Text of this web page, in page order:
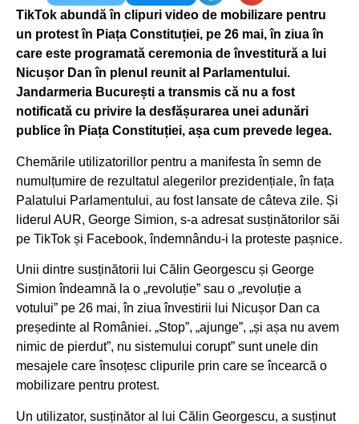
TikTok abundă în clipuri video de mobilizare pentru
un protest în Piața Constituției, pe 26 mai, în ziua în
care este programată ceremonia de învestitură a lui
Nicușor Dan în plenul reunit al Parlamentului.
Jandarmeria București a transmis că nu a fost
notificată cu privire la desfășurarea unei adunări
publice în Piața Constituției, așa cum prevede legea.
Chemările utilizatorillor pentru a manifesta în semn de
numulțumire de rezultatul alegerilor prezidențiale, în fața
Palatului Parlamentului, au fost lansate de câteva zile. Și
liderul AUR, George Simion, s-a adresat susținătorilor săi
pe TikTok și Facebook, îndemnându-i la proteste pașnice.
Unii dintre susținătorii lui Călin Georgescu și George
Simion îndeamnă la o „revoluție” sau o „revoluție a
votului” pe 26 mai, în ziua învestirii lui Nicușor Dan ca
președinte al României. „Stop”, „ajunge”, „și așa nu avem
nimic de pierdut”, nu sistemului corupt” sunt unele din
mesajele care însoțesc clipurile prin care se încearcă o
mobilizare pentru protest.
Un utilizator, susținător al lui Călin Georgescu, a susținut